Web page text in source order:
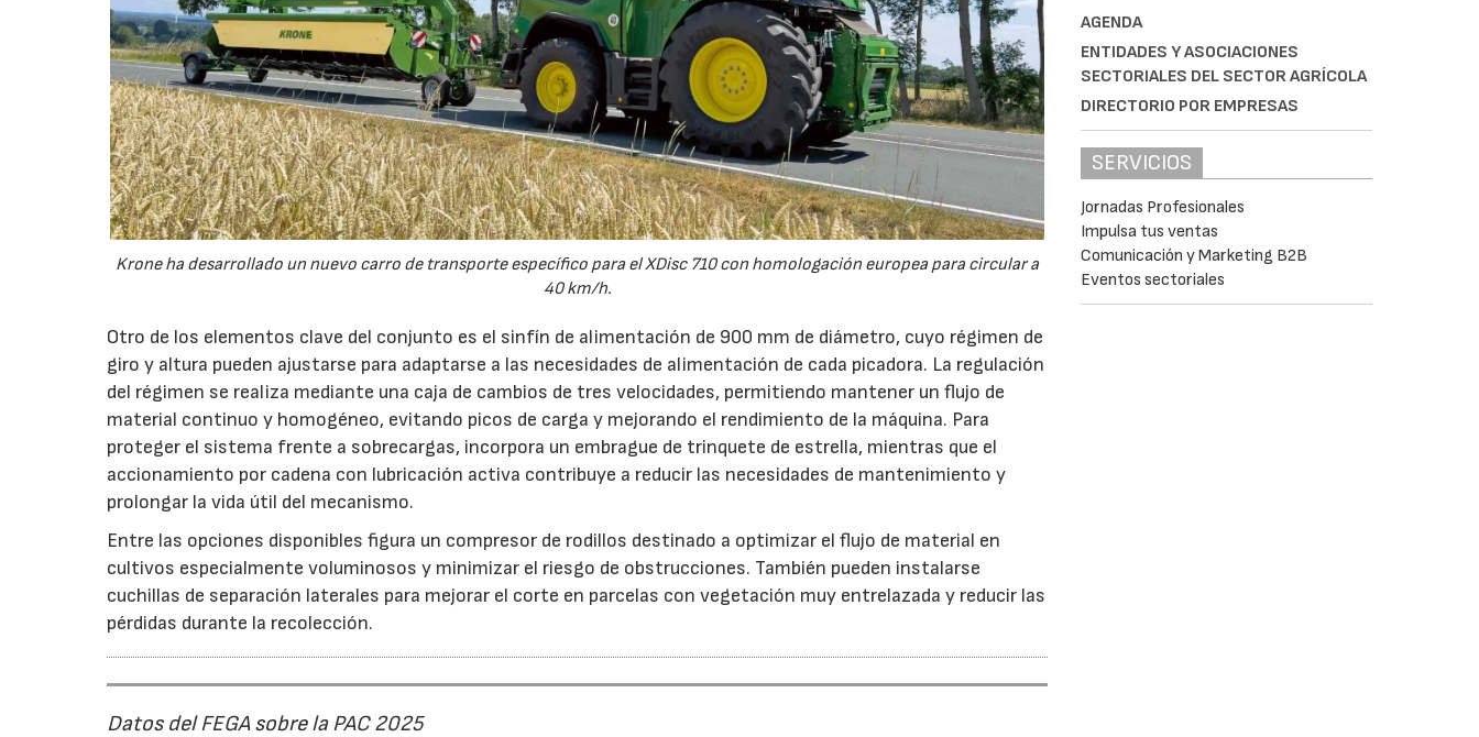
Krone ha desarrollado un nuevo carro de transporte específico para el XDisc 710 con homologación europea para circular a
40 km/h.
Otro de los elementos clave del conjunto es el sinfín de alimentación de 900 mm de diámetro, cuyo régimen de
giro y altura pueden ajustarse para adaptarse a las necesidades de alimentación de cada picadora. La regulación
del régimen se realiza mediante una caja de cambios de tres velocidades, permitiendo mantener un flujo de
material continuo y homogéneo, evitando picos de carga y mejorando el rendimiento de la máquina. Para
proteger el sistema frente a sobrecargas, incorpora un embrague de trinquete de estrella, mientras que el
accionamiento por cadena con lubricación activa contribuye a reducir las necesidades de mantenimiento y
prolongar la vida útil del mecanismo.
Entre las opciones disponibles figura un compresor de rodillos destinado a optimizar el flujo de material en
cultivos especialmente voluminosos y minimizar el riesgo de obstrucciones. También pueden instalarse
cuchillas de separación laterales para mejorar el corte en parcelas con vegetación muy entrelazada y reducir las
pérdidas durante la recolección.
Datos del FEGA sobre la PAC 2025
AGENDA
ENTIDADES Y ASOCIACIONES
SECTORIALES DEL SECTOR AGRÍCOLA
DIRECTORIO POR EMPRESAS
SERVICIOS
Jornadas Profesionales
Impulsa tus ventas
Comunicación y Marketing B2B
Eventos sectoriales